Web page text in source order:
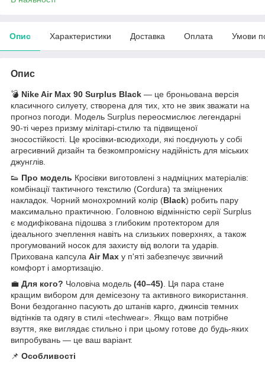
Опис Характеристики Доставка Оплата Умови
Опис
💣 Nike Air Max 90 Surplus Black — це броньована версія
класичного силуету, створена для тих, хто не звик зважати на
прогноз погоди. Модель Surplus переосмислює легендарні
90-ті через призму мілітарі-стилю та підвищеної
зносостійкості. Це кросівки-всюдиходи, які поєднують у собі
агресивний дизайн та безкомпромісну надійність для міських
джунглів.
👟 Про модель Кросівки виготовлені з надміцних матеріалів:
комбінації тактичного текстилю (Cordura) та зміцнених
накладок. Чорний монохромний колір (Black) робить пару
максимально практичною. Головною відмінністю серії Surplus
є модифікована підошва з глибоким протектором для
ідеального зчеплення навіть на слизьких поверхнях, а також
прогумований носок для захисту від вологи та ударів.
Прихована капсула Air Max у п'яті забезпечує звичний
комфорт і амортизацію.
💼 Для кого? Чоловіча модель (40–45) . Ця пара стане
кращим вибором для демісезону та активного використання.
Вони бездоганно пасують до штанів карго, джинсів темних
відтінків та одягу в стилі «techwear». Якщо вам потрібне
взуття, яке виглядає стильно і при цьому готове до будь-яких
випробувань — це ваш варіант.
📌 Особливості